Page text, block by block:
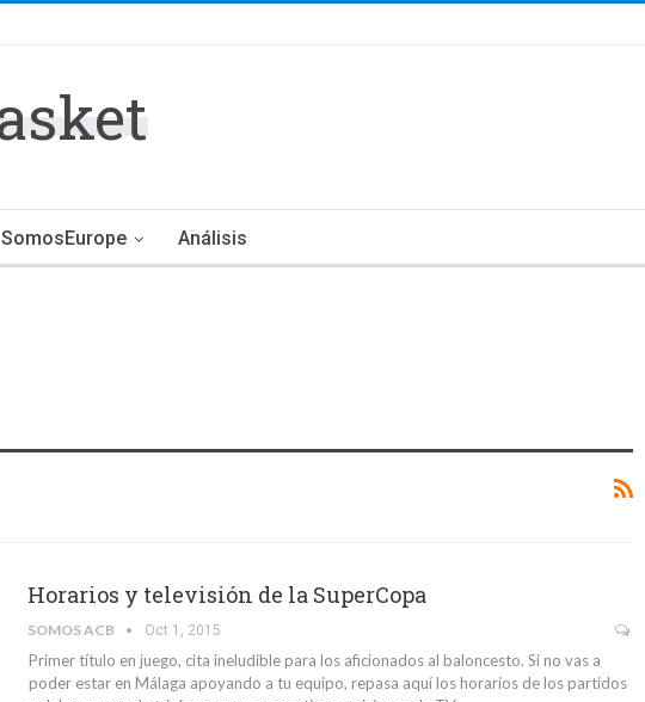
SomosEurope Análisis
Horarios y televisión de la SuperCopa
SOMOS ACB Oct 1, 2015
Primer título en juego, cita ineludible para los aficionados al baloncesto. Si no vas a
poder estar en Málaga apoyando a tu equipo, repasa aquí los horarios de los partidos